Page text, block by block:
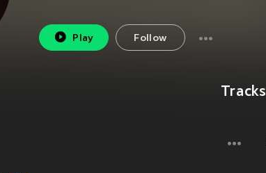
Play Follow
Tracks